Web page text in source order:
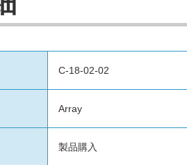
C-18-02-02
Array
製品購入